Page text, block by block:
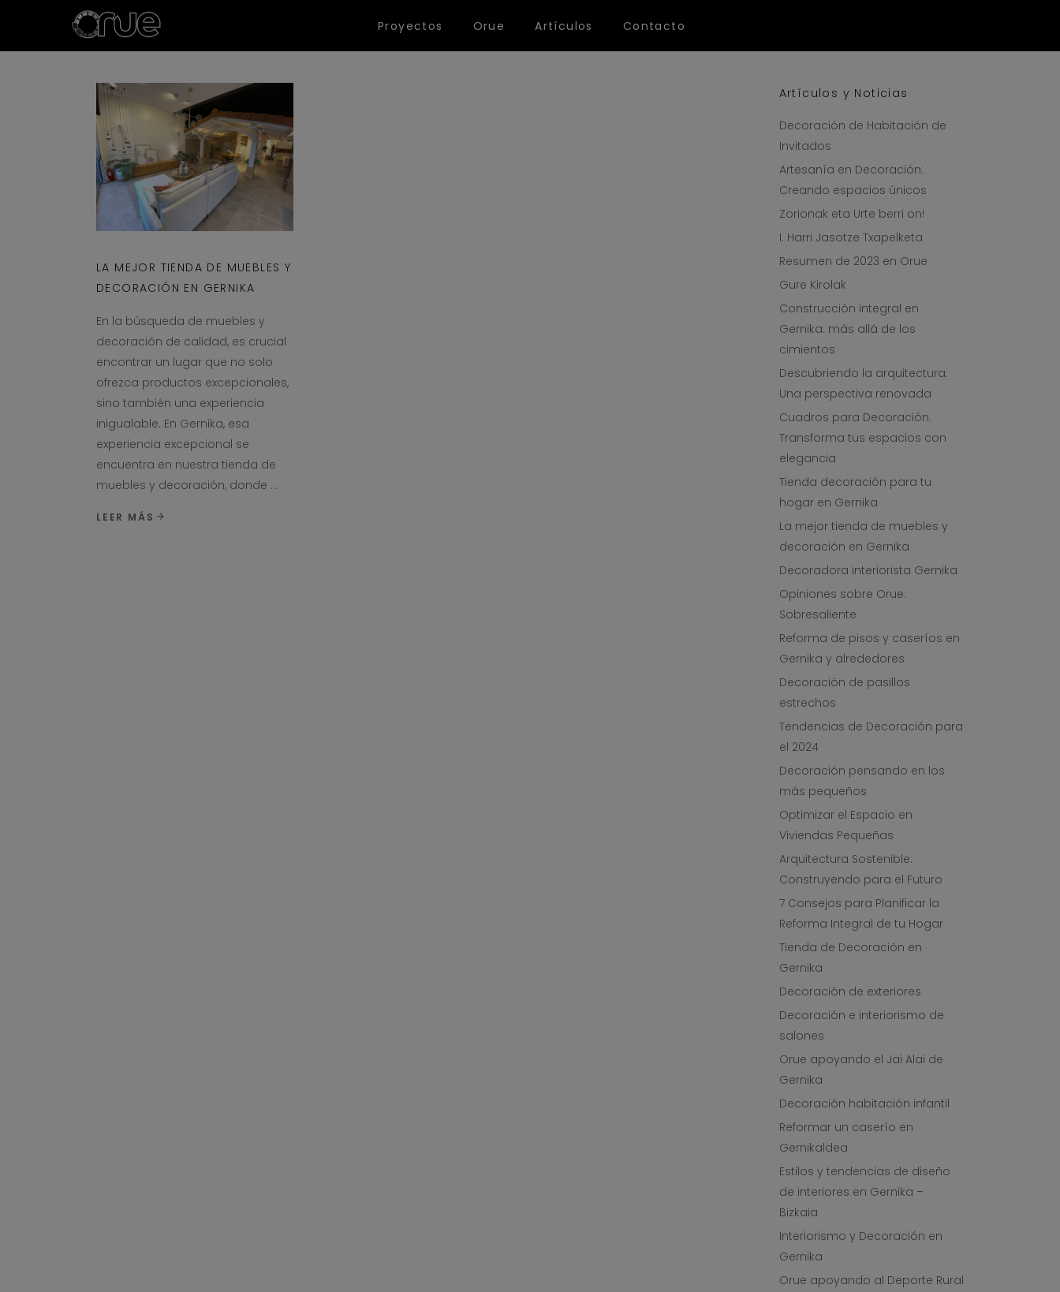
Proyectos Orue Artículos Contacto
LA MEJOR TIENDA DE MUEBLES Y
DECORACIÓN EN GERNIKA
En la búsqueda de muebles y
decoración de calidad, es crucial
encontrar un lugar que no solo
ofrezca productos excepcionales,
sino también una experiencia
inigualable. En Gernika, esa
experiencia excepcional se
encuentra en nuestra tienda de
muebles y decoración, donde
LEER MÁS
Artículos y Noticias
Decoración de Habitación de
Invitados
Artesanía en Decoración:
Creando espacios únicos
Zorionak eta Urte berri on!
I. Harri Jasotze Txapelketa
Resumen de 2023 en Orue
Gure Kirolak
Construcción integral en
Gernika: más allá de los
cimientos
Descubriendo la arquitectura:
Una perspectiva renovada
Cuadros para Decoración:
Transforma tus espacios con
elegancia
Tienda decoración para tu
hogar en Gernika
La mejor tienda de muebles y
decoración en Gernika
Decoradora interiorista Gernika
Opiniones sobre Orue:
Sobresaliente
Reforma de pisos y caseríos en
Gernika y alrededores
Decoración de pasillos
estrechos
Tendencias de Decoración para
el 2024
Decoración pensando en los
más pequeños
Optimizar el Espacio en
Viviendas Pequeñas
Arquitectura Sostenible:
Construyendo para el Futuro
7 Consejos para Planificar la
Reforma Integral de tu Hogar
Tienda de Decoración en
Gernika
Decoración de exteriores
Decoración e interiorismo de
salones
Orue apoyando el Jai Alai de
Gernika
Decoración habitación infantil
Reformar un caserío en
Gernikaldea
Estilos y tendencias de diseño
de interiores en Gernika –
Bizkaia
Interiorismo y Decoración en
Gernika
Orue apoyando al Deporte Rural